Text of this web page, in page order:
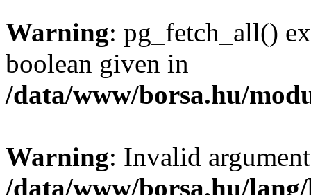
Warning: pg_fetch_all()
boolean given in
/data/www/borsa.hu/
Warning: Invalid
/data/www/borsa.hu/